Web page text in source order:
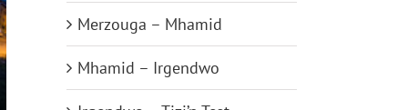
Merzouga – Mhamid
Mhamid – Irgendwo